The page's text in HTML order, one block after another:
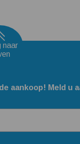
naar
aankoop! Meld